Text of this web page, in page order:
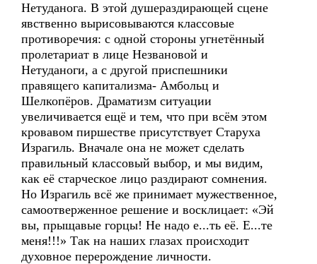
Нетуданога. В этой душераздирающей сцене
явственно вырисовываются классовые
противоречия: с одной стороны угнетённый
пролетариат в лице Незвановой и
Нетуданоги, а с другой приспешники
правящего капитализма- Амбольц и
Шелкопёров. Драматизм ситуации
увеличивается ещё и тем, что при всём этом
кровавом пиршестве присутствует Старуха
Израгиль. Вначале она не может сделать
правильный классовый выбор, и мы видим,
как её старческое лицо раздирают сомнения.
Но Израгиль всё же принимает мужественное,
самоотверженное решение и восклицает: «Эй
вы, прыщавые горцы! Не надо е...ть её. Е...те
меня!!!» Так на наших глазах происходит
духовное перерождение личности.